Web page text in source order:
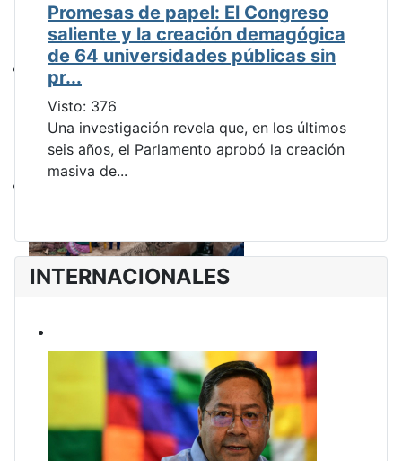
Promesas de papel: El Congreso
saliente y la creación demagógica
de 64 universidades públicas sin
pr...
Visto: 376
Una investigación revela que, en los últimos
seis años, el Parlamento aprobó la creación
masiva de...
INTERNACIONALES